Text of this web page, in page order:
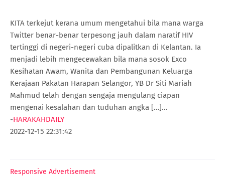
KITA terkejut kerana umum mengetahui bila mana warga
Twitter benar-benar terpesong jauh dalam naratif HIV
tertinggi di negeri-negeri cuba dipalitkan di Kelantan. Ia
menjadi lebih mengecewakan bila mana sosok Exco
Kesihatan Awam, Wanita dan Pembangunan Keluarga
Kerajaan Pakatan Harapan Selangor, YB Dr Siti Mariah
Mahmud telah dengan sengaja mengulang ciapan
mengenai kesalahan dan tuduhan angka […]...
-HARAKAHDAILY
2022-12-15 22:31:42
Responsive Advertisement